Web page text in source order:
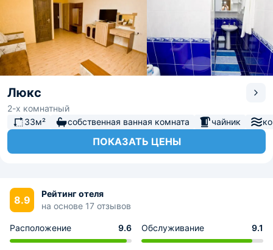
Люкс
2-х комнатный
33м²
собственная ванная комната чайник
ПОКАЗАТЬ ЦЕНЫ
8.9
Рейтинг отеля
на основе 17 отзывов
Расположение 9.6 Обслуживание 9.1